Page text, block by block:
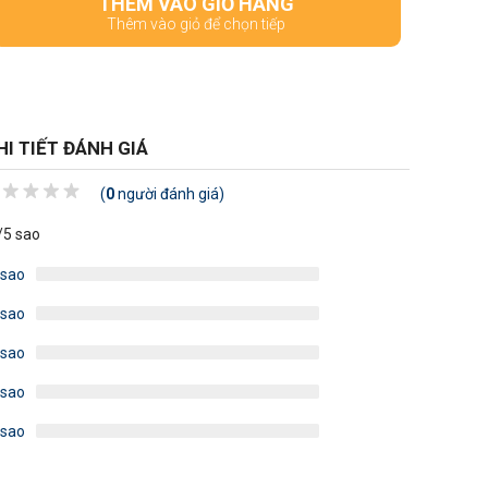
Thêm vào giỏ để chọn tiếp
TIẾT ĐÁNH GIÁ
(0người đánh giá)
sao